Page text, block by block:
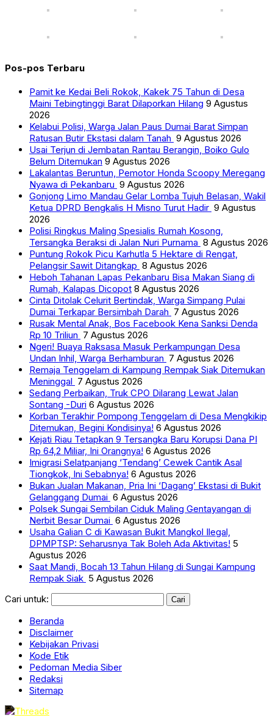
Pos-pos Terbaru
Pamit ke Kedai Beli Rokok, Kakek 75 Tahun di Desa
Maini Tebingtinggi Barat Dilaporkan Hilang 9 Agustus
2026
Kelabui Polisi, Warga Jalan Paus Dumai Barat Simpan
Ratusan Butir Ekstasi dalam Tanah 9 Agustus 2026
Usai Terjun di Jembatan Rantau Berangin, Boiko Gulo
Belum Ditemukan 9 Agustus 2026
Lakalantas Beruntun, Pemotor Honda Scoopy Meregang
Nyawa di Pekanbaru 9 Agustus 2026
Gonjong Limo Mandau Gelar Lomba Tujuh Belasan, Wakil
Ketua DPRD Bengkalis H Misno Turut Hadir 9 Agustus
2026
Polisi Ringkus Maling Spesialis Rumah Kosong,
Tersangka Beraksi di Jalan Nuri Purnama 8 Agustus 2026
Puntung Rokok Picu Karhutla 5 Hektare di Rengat,
Pelangsir Sawit Ditangkap 8 Agustus 2026
Heboh Tahanan Lapas Pekanbaru Bisa Makan Siang di
Rumah, Kalapas Dicopot 8 Agustus 2026
Cinta Ditolak Celurit Bertindak, Warga Simpang Pulai
Dumai Terkapar Bersimbah Darah 7 Agustus 2026
Rusak Mental Anak, Bos Facebook Kena Sanksi Denda
Rp 10 Triliun 7 Agustus 2026
Ngeri! Buaya Raksasa Masuk Perkampungan Desa
Undan Inhil, Warga Berhamburan 7 Agustus 2026
Remaja Tenggelam di Kampung Rempak Siak Ditemukan
Meninggal 7 Agustus 2026
Sedang Perbaikan, Truk CPO Dilarang Lewat Jalan
Sontang -Duri 6 Agustus 2026
Korban Terakhir Pompong Tenggelam di Desa Mengkikip
Ditemukan, Begini Kondisinya! 6 Agustus 2026
Kejati Riau Tetapkan 9 Tersangka Baru Korupsi Dana PI
Rp 64,2 Miliar, Ini Orangnya! 6 Agustus 2026
Imigrasi Selatpanjang ‘Tendang’ Cewek Cantik Asal
Tiongkok, Ini Sebabnya! 6 Agustus 2026
Bukan Jualan Makanan, Pria Ini ‘Dagang’ Ekstasi di Bukit
Gelanggang Dumai 6 Agustus 2026
Polsek Sungai Sembilan Ciduk Maling Gentayangan di
Nerbit Besar Dumai 6 Agustus 2026
Usaha Galian C di Kawasan Bukit Mangkol Ilegal,
DPMPTSP: Seharusnya Tak Boleh Ada Aktivitas! 5
Agustus 2026
Saat Mandi, Bocah 13 Tahun Hilang di Sungai Kampung
Rempak Siak 5 Agustus 2026
Cari untuk:
Beranda
Disclaimer
Kebijakan Privasi
Kode Etik
Pedoman Media Siber
Redaksi
Sitemap